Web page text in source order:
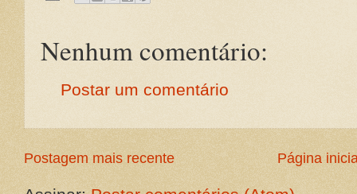
Nenhum comentário:
Postar um comentário
Postagem mais recente Página